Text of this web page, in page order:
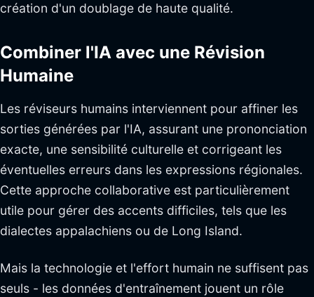
création d'un doublage de haute qualité.
Combiner l'IA avec une Révision
Humaine
Les réviseurs humains interviennent pour affiner les
sorties générées par l'IA, assurant une prononciation
exacte, une sensibilité culturelle et corrigeant les
éventuelles erreurs dans les expressions régionales.
Cette approche collaborative est particulièrement
utile pour gérer des accents difficiles, tels que les
dialectes appalachiens ou de Long Island.
Mais la technologie et l'effort humain ne suffisent pas
seuls - les données d'entraînement jouent un rôle